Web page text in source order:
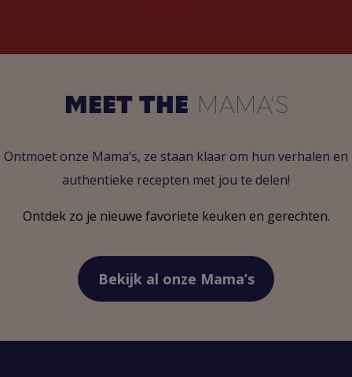
MEET THE MAMA’S
Ontmoet onze Mama’s, ze staan klaar om hun verhalen en
authentieke recepten met jou te delen!
Ontdek zo je nieuwe favoriete keuken en gerechten.
Bekijk al onze Mama’s